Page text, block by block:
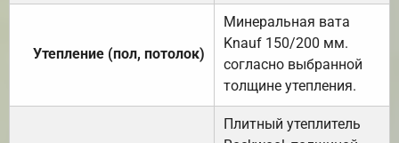
Утепление (пол, потолок)
Минеральная вата
Knauf 150/200 мм.
согласно выбранной
толщине утепления.
Плитный утеплитель